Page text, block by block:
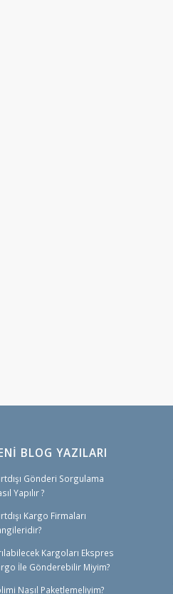
BLOG YAZILARI
Gönderi Sorgulama
Yapılır ?
Kargo Firmaları
Kargoları Ekspres
İle Gönderebilir Miyim?
Nasıl Paketlemeliyim?